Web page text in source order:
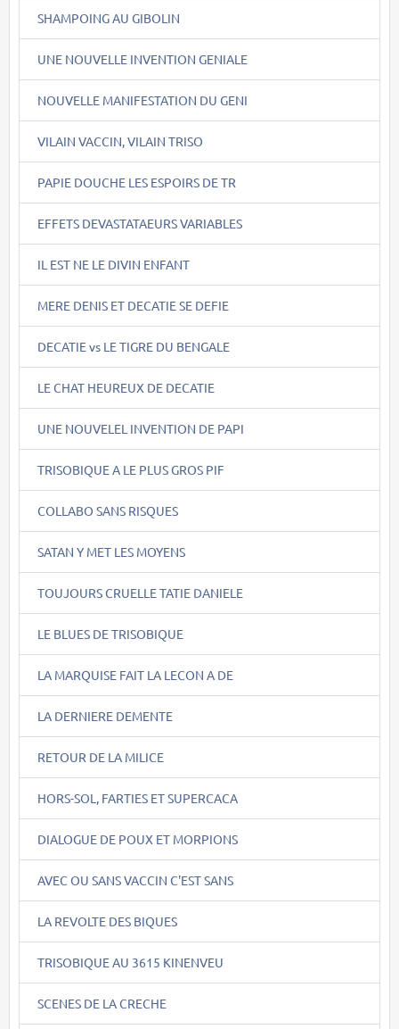
SHAMPOING AU GIBOLIN
UNE NOUVELLE INVENTION GENIALE
NOUVELLE MANIFESTATION DU GENI
VILAIN VACCIN, VILAIN TRISO
PAPIE DOUCHE LES ESPOIRS DE TR
EFFETS DEVASTATAEURS VARIABLES
IL EST NE LE DIVIN ENFANT
MERE DENIS ET DECATIE SE DEFIE
DECATIE vs LE TIGRE DU BENGALE
LE CHAT HEUREUX DE DECATIE
UNE NOUVELEL INVENTION DE PAPI
TRISOBIQUE A LE PLUS GROS PIF
COLLABO SANS RISQUES
SATAN Y MET LES MOYENS
TOUJOURS CRUELLE TATIE DANIELE
LE BLUES DE TRISOBIQUE
LA MARQUISE FAIT LA LECON A DE
LA DERNIERE DEMENTE
RETOUR DE LA MILICE
HORS-SOL, FARTIES ET SUPERCACA
DIALOGUE DE POUX ET MORPIONS
AVEC OU SANS VACCIN C'EST SANS
LA REVOLTE DES BIQUES
TRISOBIQUE AU 3615 KINENVEU
SCENES DE LA CRECHE